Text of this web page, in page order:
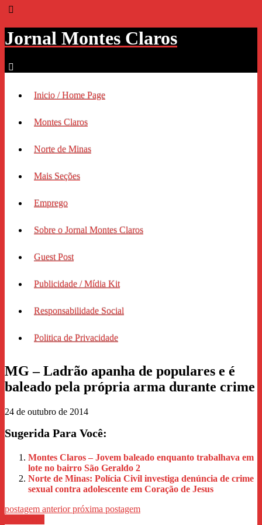
Jornal Montes Claros
Inicio / Home Page
Montes Claros
Norte de Minas
Mais Seções
Emprego
Sobre o Jornal Montes Claros
Guest Post
Publicidade / Mídia Kit
Responsabilidade Social
Politica de Privacidade
MG – Ladrão apanha de populares e é
baleado pela própria arma durante crime
24 de outubro de 2014
Sugerida Para Você:
Montes Claros – Jovem baleado enquanto trabalhava em
lote no bairro São Geraldo 2
Norte de Minas: Polícia Civil investiga denúncia de crime
sexual contra adolescente em Coração de Jesus
postagem anteriorpróxima postagem